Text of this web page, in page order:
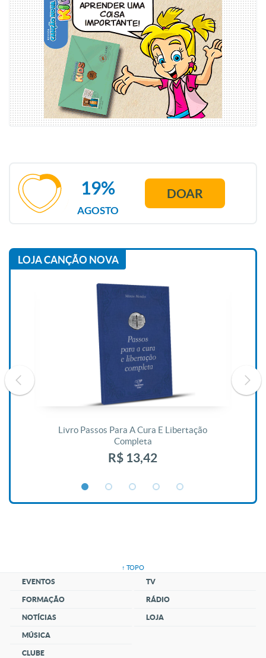
AGOSTO
19% DOAR
LOJA CANÇÃO NOVA
Livro Passos Para A Cura E Libertação
Completa
R$ 13,42
↑ TOPO
EVENTOS
FORMAÇÃO
NOTÍCIAS
MÚSICA
CLUBE
TV
RÁDIO
LOJA